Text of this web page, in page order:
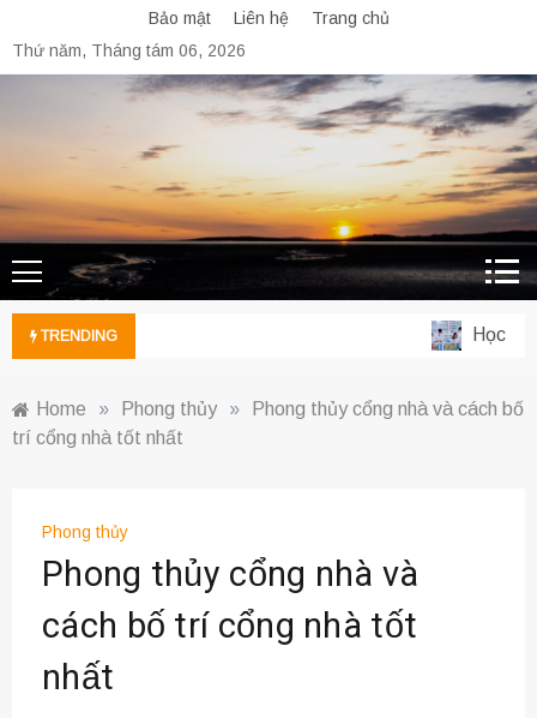
to
content
Bảo mật Liên hệ
Trang chủ
Thứ năm, Tháng tám 06, 2026
TRENDING Học
Home » Phong thủy »
Phong thủy cổng nhà và cách bố
trí cổng nhà tốt nhất
Phong thủy
Phong thủy cổng nhà và
cách bố trí cổng nhà tốt
nhất